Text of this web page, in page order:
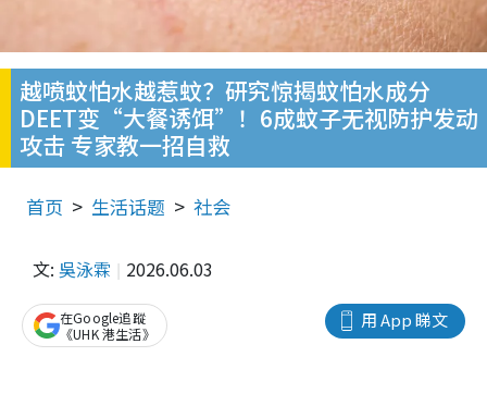
越喷蚊怕水越惹蚊？研究惊揭蚊怕水成分
DEET变“大餐诱饵”！6成蚊子无视防护发动
攻击 专家教一招自救
首页 生活话题 社会
文: 吳泳霖 2026.06.03
用 App 睇文
在Google追蹤
《UHK 港生活》